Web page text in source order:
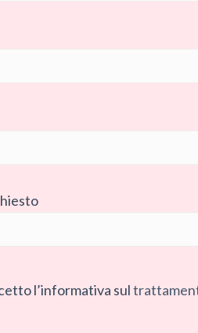
l’informativa sul